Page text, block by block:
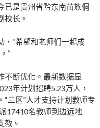
已是贵州省黔东南苗族侗
校长。
，“希望和老师们一起成
”
不断优化。最新数据显
年计划招聘5.23万人，
三区”人才支持计划教师专
17410名教师到边远地
教。